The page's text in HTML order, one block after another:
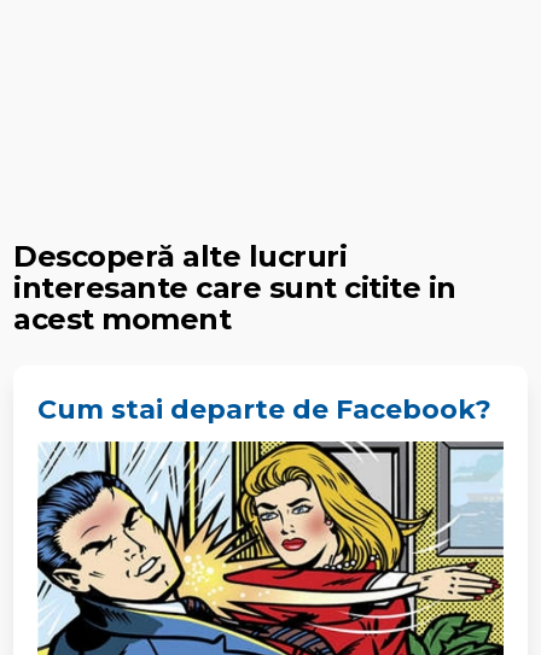
Descoperă alte lucruri
interesante care sunt citite in
acest moment
Cum stai departe de Facebook?